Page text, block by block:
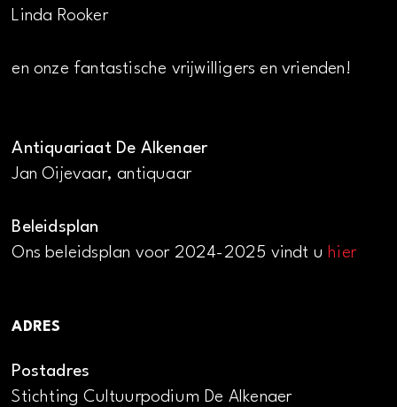
Linda Rooker
en onze fantastische vrijwilligers en vrienden!
Antiquariaat De Alkenaer
Jan Oijevaar, antiquaar
Beleidsplan
Ons beleidsplan voor 2024-2025 vindt uhier
ADRES
Postadres
Stichting Cultuurpodium De Alkenaer